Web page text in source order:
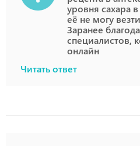
уровня сахара
её не могу
Заранее
специалистов,
онлайн
Читать ответ